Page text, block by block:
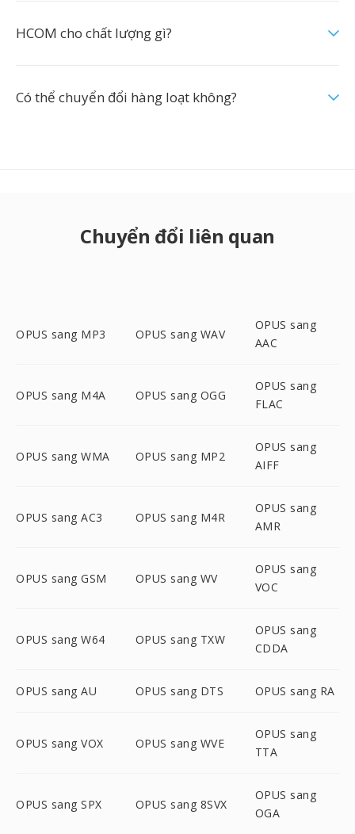
HCOM cho chất lượng gì?
Có thể chuyển đổi hàng loạt không?
Chuyển đổi liên quan
OPUS sang MP3 OPUS sang WAV
OPUS sang
AAC
OPUS sang M4A OPUS sang OGG
OPUS sang
FLAC
OPUS sang WMA OPUS sang MP2
OPUS sang
AIFF
OPUS sang AC3 OPUS sang M4R
OPUS sang
AMR
OPUS sang GSM OPUS sang WV
OPUS sang
VOC
OPUS sang W64 OPUS sang TXW
OPUS sang
CDDA
OPUS sang AU OPUS sang DTS OPUS sang RA
OPUS sang VOX OPUS sang WVE
OPUS sang
TTA
OPUS sang SPX OPUS sang 8SVX
OPUS sang
OGA